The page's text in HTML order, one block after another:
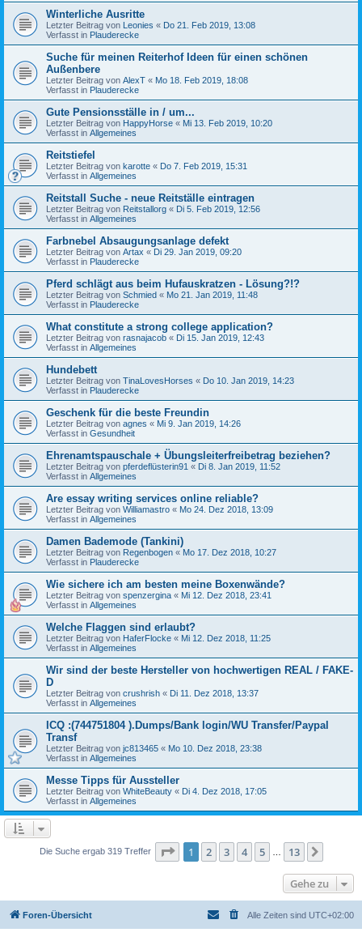
Winterliche Ausritte
Letzter Beitrag von Leonies « Do 21. Feb 2019, 13:08
Verfasst in Plauderecke
Suche für meinen Reiterhof Ideen für einen schönen
Außenbere
Letzter Beitrag von AlexT « Mo 18. Feb 2019, 18:08
Verfasst in Plauderecke
Gute Pensionsställe in / um...
Letzter Beitrag von HappyHorse « Mi 13. Feb 2019, 10:20
Verfasst in Allgemeines
Reitstiefel
Letzter Beitrag von karotte « Do 7. Feb 2019, 15:31
Verfasst in Allgemeines
Reitstall Suche - neue Reitställe eintragen
Letzter Beitrag von Reitstallorg « Di 5. Feb 2019, 12:56
Verfasst in Allgemeines
Farbnebel Absaugungsanlage defekt
Letzter Beitrag von Artax « Di 29. Jan 2019, 09:20
Verfasst in Plauderecke
Pferd schlägt aus beim Hufauskratzen - Lösung?!?
Letzter Beitrag von Schmied « Mo 21. Jan 2019, 11:48
Verfasst in Plauderecke
What constitute a strong college application?
Letzter Beitrag von rasnajacob « Di 15. Jan 2019, 12:43
Verfasst in Allgemeines
Hundebett
Letzter Beitrag von TinaLovesHorses « Do 10. Jan 2019, 14:23
Verfasst in Plauderecke
Geschenk für die beste Freundin
Letzter Beitrag von agnes « Mi 9. Jan 2019, 14:26
Verfasst in Gesundheit
Ehrenamtspauschale + Übungsleiterfreibetrag beziehen?
Letzter Beitrag von pferdeflüsterin91 « Di 8. Jan 2019, 11:52
Verfasst in Allgemeines
Are essay writing services online reliable?
Letzter Beitrag von Williamastro « Mo 24. Dez 2018, 13:09
Verfasst in Allgemeines
Damen Bademode (Tankini)
Letzter Beitrag von Regenbogen « Mo 17. Dez 2018, 10:27
Verfasst in Plauderecke
Wie sichere ich am besten meine Boxenwände?
Letzter Beitrag von spenzergina « Mi 12. Dez 2018, 23:41
Verfasst in Allgemeines
Welche Flaggen sind erlaubt?
Letzter Beitrag von HaferFlocke « Mi 12. Dez 2018, 11:25
Verfasst in Allgemeines
Wir sind der beste Hersteller von hochwertigen REAL / FAKE-
D
Letzter Beitrag von crushrish « Di 11. Dez 2018, 13:37
Verfasst in Allgemeines
ICQ :(744751804 ).Dumps/Bank login/WU Transfer/Paypal
Transf
Letzter Beitrag von jc813465 « Mo 10. Dez 2018, 23:38
Verfasst in Allgemeines
Messe Tipps für Aussteller
Letzter Beitrag von WhiteBeauty « Di 4. Dez 2018, 17:05
Verfasst in Allgemeines
Die Suche ergab 319 Treffer Seite 1von 13
1 2 3 4 5 13
Gehe zu
Foren-Übersicht Alle Zeiten sind UTC+02:00